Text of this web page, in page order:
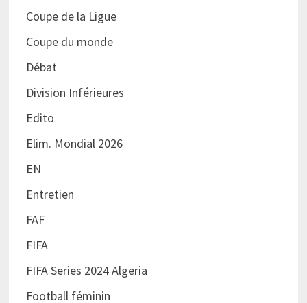
Coupe de la Ligue
Coupe du monde
Débat
Division Inférieures
Edito
Elim. Mondial 2026
EN
Entretien
FAF
FIFA
FIFA Series 2024 Algeria
Football féminin